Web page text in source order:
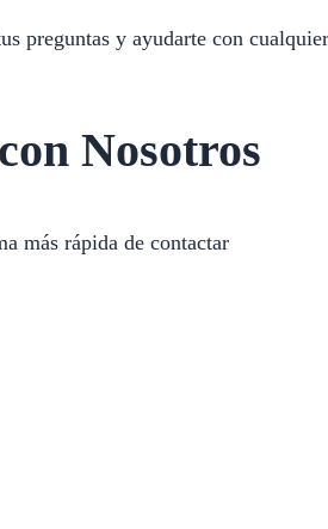
preguntas y ayudarte con
Nosotros
más rápida de contactar